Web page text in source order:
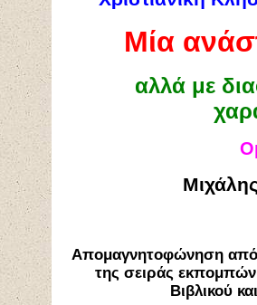
Μία
αλλά με
Απομαγνητοφώνηση από
της σειράς
Βιβλικού